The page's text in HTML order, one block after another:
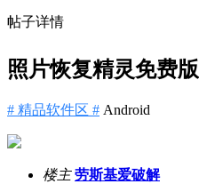
帖子详情
照片恢复精灵免费版
# 精品软件区 # Android
楼主 劳斯基爱破解